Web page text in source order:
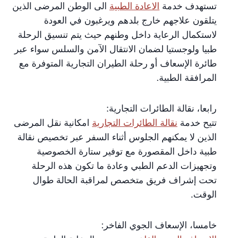
تستهدف خدمة الاعادة الطبية الى الوطن المرضى الذين
يتلقون علاجهم خارج بلدهم ويرغبون في العودة
لاستكمال الرعاية داخل وطنهم حيث يتم تنسيق الرحلة
طبيا ولوجستيا لضمان الانتقال الآمن والسلس سواء عبر
طائرة الإسعاف أو رحلة الطيران التجارية المتوفرة مع
المرافقة الطبية.
رابعا، نقالة الطائرات التجارية:
تتيح خدمة نقالة الطائرات التجارية امكانية نقل المرضى
الذين لا يمكنهم الجلوس أثناء السفر عبر تخصيص نقالة
طبية داخل المقصورة مع توفير ستارة الخصوصية
وتجهيزات الدعم الطبي وعادة ما تكون هذه الرحلة
تحت إشراف فريق متخصص لمراقبة الحالة طوال
الوقت.
خامسا، الإسعاف الجوي الفاخر: